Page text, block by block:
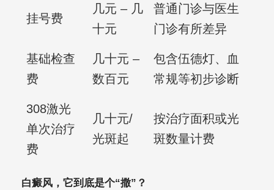
挂号费
几元 – 几
十元
普通门诊与医生
门诊有所差异
基础检查
费
几十元 –
数百元
包含伍德灯、血
常规等初步诊断
308激光
单次治疗
费
几十元/
光斑起
按治疗面积或光
斑数量计费
白癜风，它到底是个“撒”？